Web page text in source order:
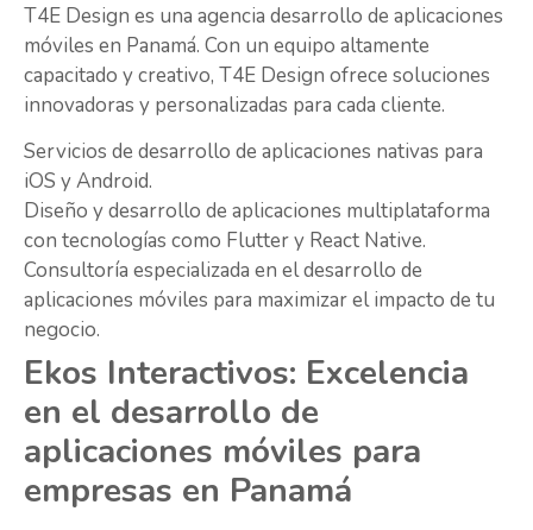
T4E Design es una agencia desarrollo de aplicaciones
móviles en Panamá. Con un equipo altamente
capacitado y creativo, T4E Design ofrece soluciones
innovadoras y personalizadas para cada cliente.
Servicios de desarrollo de aplicaciones nativas para
iOS y Android.
Diseño y desarrollo de aplicaciones multiplataforma
con tecnologías como Flutter y React Native.
Consultoría especializada en el desarrollo de
aplicaciones móviles para maximizar el impacto de tu
negocio.
Ekos Interactivos: Excelencia
en el desarrollo de
aplicaciones móviles para
empresas en Panamá